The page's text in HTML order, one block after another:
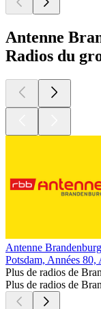
Antenne
Radios du
Antenne
Potsdam, Années 80,
Plus de radios de
Plus de radios de